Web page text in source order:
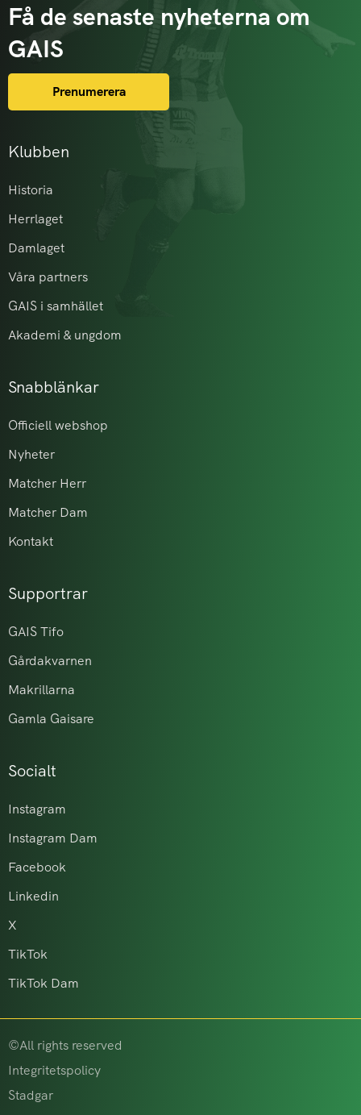
Klubben
Historia
Herrlaget
Damlaget
Våra partners
GAIS i samhället
Akademi & ungdom
Snabblänkar
Officiell webshop
Nyheter
Matcher Herr
Matcher Dam
Kontakt
Supportrar
GAIS Tifo
Gårdakvarnen
Makrillarna
Gamla Gaisare
Socialt
Instagram
Instagram Dam
Facebook
Linkedin
X
TikTok
TikTok Dam
Få de senaste nyheterna om
GAIS
Prenumerera
©All rights reserved
Integritetspolicy
Stadgar